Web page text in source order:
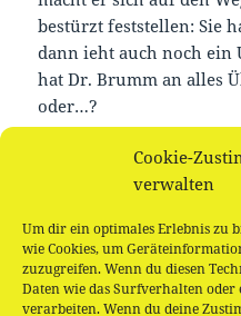
Cookie-
verwalten
Um dir ein optimales Erlebnis zu
wie Cookies, um
zuzugreifen. Wenn du diesen
Daten wie das Surfverhalten oder
verarbeiten. Wenn du deine
bestürzt feststellen: Sie
dann ieht auch noch ein
hat Dr. Brumm an alles
oder…?
Nach dem Vorlesen
einem kleinen Keks-
Für Kinder ab 3 Jahren,